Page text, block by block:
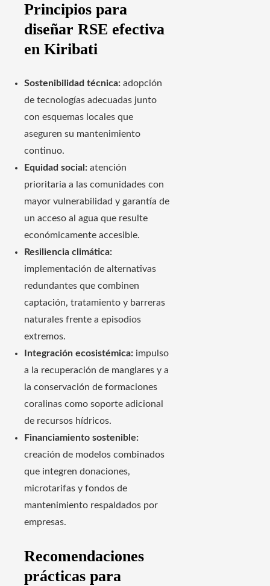
Principios para
diseñar RSE efectiva
en Kiribati
Sostenibilidad técnica: adopción
de tecnologías adecuadas junto
con esquemas locales que
aseguren su mantenimiento
continuo.
Equidad social: atención
prioritaria a las comunidades con
mayor vulnerabilidad y garantía de
un acceso al agua que resulte
económicamente accesible.
Resiliencia climática:
implementación de alternativas
redundantes que combinen
captación, tratamiento y barreras
naturales frente a episodios
extremos.
Integración ecosistémica: impulso
a la recuperación de manglares y a
la conservación de formaciones
coralinas como soporte adicional
de recursos hídricos.
Financiamiento sostenible:
creación de modelos combinados
que integren donaciones,
microtarifas y fondos de
mantenimiento respaldados por
empresas.
Recomendaciones
prácticas para